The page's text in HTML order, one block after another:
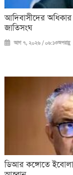
আদিবাসীদের অধিকার
জাতিসংঘ
আগ ৭, ২০২৬ / ০৬:১৩অপরাহ্ণ
ডিআর কঙ্গোতে ইবোলা